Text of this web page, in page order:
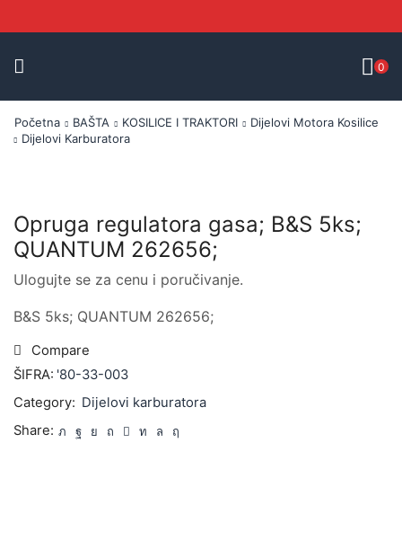
0
Početna BAŠTA KOSILICE I TRAKTORI
Dijelovi Motora Kosilice
Dijelovi Karburatora
Opruga regulatora gasa; B&S 5ks;
QUANTUM 262656;
Ulogujte se za cenu i poručivanje.
B&S 5ks; QUANTUM 262656;
Compare
ŠIFRA: '80-33-003
Category: Dijelovi karburatora
Share: